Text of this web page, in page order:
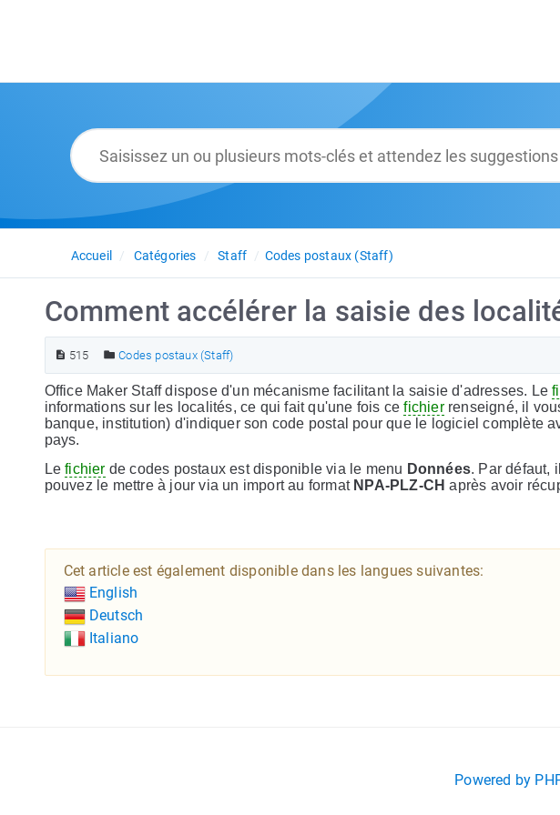
Accueil Catégories Staff Codes postaux (Staff)
Comment accélérer la saisie des
515 Codes postaux (Staff)
Office Maker Staff dispose d'un mécanisme facilitant la saisie d'adresses. Le
informations sur les localités, ce qui fait qu'une fois cefichierrenseigné, il
banque, institution) d'indiquer son code postal pour que le logiciel complète
pays.
Lefichier de codes postaux est disponible via le menu Données. Par défaut,
pouvez le mettre à jour via un import au format NPA-PLZ-CH après avoir
Cet article est également disponible dans les langues suivantes:
English
Deutsch
Italiano
Powered by